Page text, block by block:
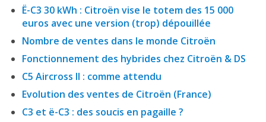
Ë-C3 30 kWh : Citroën vise le totem des 15 000
euros avec une version (trop) dépouillée
Nombre de ventes dans le monde Citroën
Fonctionnement des hybrides chez Citroën & DS
C5 Aircross II : comme attendu
Evolution des ventes de Citroën (France)
C3 et ë-C3 : des soucis en pagaille ?